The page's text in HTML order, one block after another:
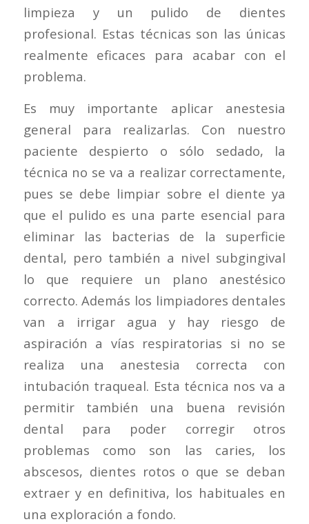
limpieza y un pulido de dientes
profesional. Estas técnicas son las únicas
realmente eficaces para acabar con el
problema.
Es muy importante aplicar anestesia
general para realizarlas. Con nuestro
paciente despierto o sólo sedado, la
técnica no se va a realizar correctamente,
pues se debe limpiar sobre el diente ya
que el pulido es una parte esencial para
eliminar las bacterias de la superficie
dental, pero también a nivel subgingival
lo que requiere un plano anestésico
correcto. Además los limpiadores dentales
van a irrigar agua y hay riesgo de
aspiración a vías respiratorias si no se
realiza una anestesia correcta con
intubación traqueal. Esta técnica nos va a
permitir también una buena revisión
dental para poder corregir otros
problemas como son las caries, los
abscesos, dientes rotos o que se deban
extraer y en definitiva, los habituales en
una exploración a fondo.